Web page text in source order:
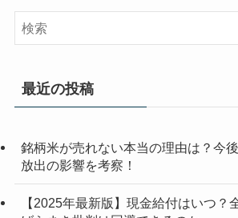
最近の投稿
銘柄米が売れない本当の理由は？今
放出の影響を考察！
【2025年最新版】現金給付はいつ？